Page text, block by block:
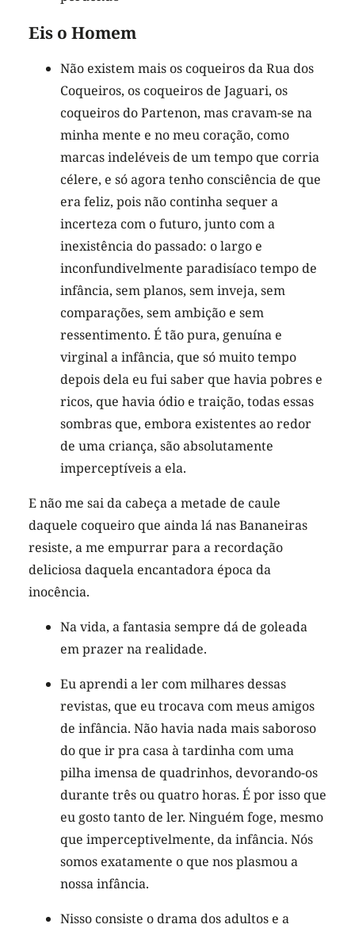
Eis o Homem
Não existem mais os coqueiros da Rua dos
Coqueiros, os coqueiros de Jaguari, os
coqueiros do Partenon, mas cravam-se na
minha mente e no meu coração, como
marcas indeléveis de um tempo que corria
célere, e só agora tenho consciência de que
era feliz, pois não continha sequer a
incerteza com o futuro, junto com a
inexistência do passado: o largo e
inconfundivelmente paradisíaco tempo de
infância, sem planos, sem inveja, sem
comparações, sem ambição e sem
ressentimento. É tão pura, genuína e
virginal a infância, que só muito tempo
depois dela eu fui saber que havia pobres e
ricos, que havia ódio e traição, todas essas
sombras que, embora existentes ao redor
de uma criança, são absolutamente
imperceptíveis a ela.
E não me sai da cabeça a metade de caule
daquele coqueiro que ainda lá nas Bananeiras
resiste, a me empurrar para a recordação
deliciosa daquela encantadora época da
inocência.
Na vida, a fantasia sempre dá de goleada
em prazer na realidade.
Eu aprendi a ler com milhares dessas
revistas, que eu trocava com meus amigos
de infância. Não havia nada mais saboroso
do que ir pra casa à tardinha com uma
pilha imensa de quadrinhos, devorando-os
durante três ou quatro horas. É por isso que
eu gosto tanto de ler. Ninguém foge, mesmo
que imperceptivelmente, da infância. Nós
somos exatamente o que nos plasmou a
nossa infância.
Nisso consiste o drama dos adultos e a